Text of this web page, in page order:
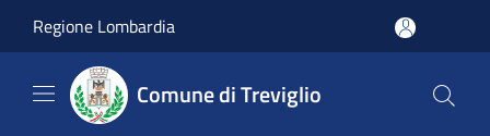
Regione Lombardia
Comune di Treviglio